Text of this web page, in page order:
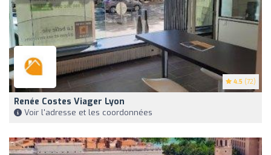
4.5 (72)
Renée Costes Viager Lyon
Voir l'adresse et les coordonnées